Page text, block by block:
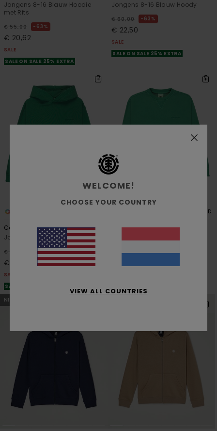
Jongens 8-16 Blauw Hoodie
met Rits
€ 55,00 63%
€ 20,62
SALE
SALE ON SALE 25% EXTRA
Jongens 8-16 Blauw Hoody
€ 60,00 63%
€ 22,50
SALE
SALE ON SALE 25% EXTRA
Cornell 3.0
Jongens 8-16 Groen Hoody
€ 60,00 63%
€ 22,50
SALE
SALE ON SALE 25% EXTRA
RECYCLED
Cornell 3.0
€ 55,00
NIEUW PRODUCT
WELCOME!
CHOOSE YOUR COUNTRY
VIEW ALL COUNTRIES